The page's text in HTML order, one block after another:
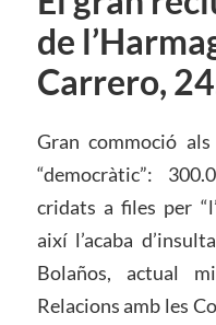
de
Carrero,
Gran commoció
“democràtic”:
cridats a files per
així l’acaba
Bolaños, actual
Relacions amb les